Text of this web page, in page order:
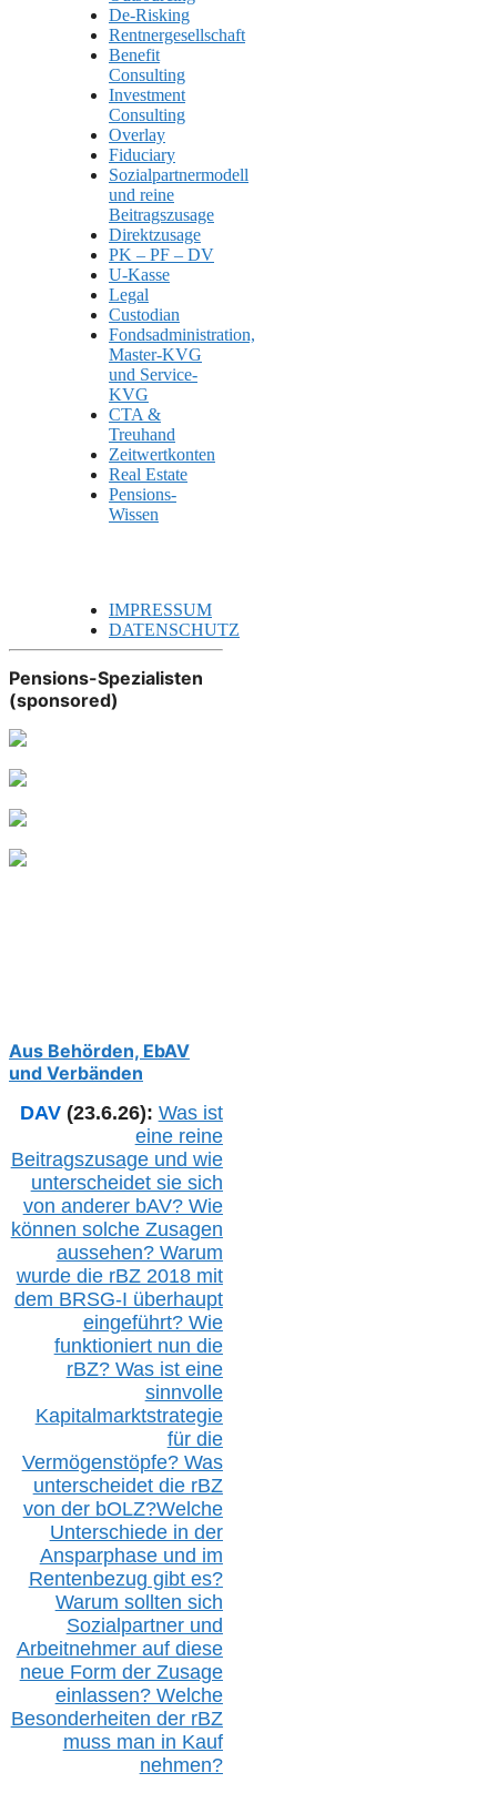
De-Risking
Rentnergesellschaft
Benefit
Consulting
Investment
Consulting
Overlay
Fiduciary
Sozialpartnermodell
und reine
Beitragszusage
Direktzusage
PK – PF – DV
U-Kasse
Legal
Custodian
Fondsadministration,
Master-KVG
und Service-
KVG
CTA &
Treuhand
Zeitwertkonten
Real Estate
Pensions-
Wissen
IMPRESSUM
DATENSCHUTZ
Pensions-Spezialisten
(sponsored)
Aus Behörden, EbAV
und Verbänden
DAV (23.6.26): Was ist
eine reine
Beitragszusage und wie
unterscheidet sie sich
von anderer bAV? Wie
können solche Zusagen
aussehen? Warum
wurde die rBZ2018 mit
dem BRSG-I überhaupt
eingeführt? Wie
funktioniert nun die
rBZ? Was ist eine
sinnvolle
Kapitalmarktstrategie
für die
Vermögenstöpfe? Was
unterscheidet die rBZ
von der bOLZ?Welche
Unterschiede in der
Ansparphase und im
Rentenbezug gibt es?
Warum sollten sich
Sozialpartner und
Arbeitnehmer auf diese
neue Form der Zusage
einlassen? Welche
Besonderheiten der rBZ
muss man in Kauf
nehmen?